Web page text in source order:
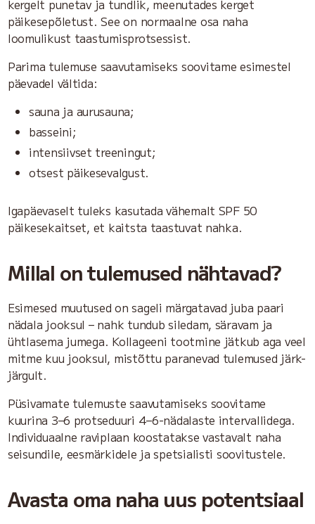
kergelt punetav ja tundlik, meenutades kerget
päikesepõletust. See on normaalne osa naha
loomulikust taastumisprotsessist.
Parima tulemuse saavutamiseks soovitame esimestel
päevadel vältida:
sauna ja aurusauna;
basseini;
intensiivset treeningut;
otsest päikesevalgust.
Igapäevaselt tuleks kasutada vähemalt SPF 50
päikesekaitset, et kaitsta taastuvat nahka.
Millal on tulemused nähtavad?
Esimesed muutused on sageli märgatavad juba paari
nädala jooksul – nahk tundub siledam, säravam ja
ühtlasema jumega. Kollageeni tootmine jätkub aga veel
mitme kuu jooksul, mistõttu paranevad tulemused järk-
järgult.
Püsivamate tulemuste saavutamiseks soovitame
kuurina 3–6 protseduuri 4–6-nädalaste intervallidega.
Individuaalne raviplaan koostatakse vastavalt naha
seisundile, eesmärkidele ja spetsialisti soovitustele.
Avasta oma naha uus potentsiaal